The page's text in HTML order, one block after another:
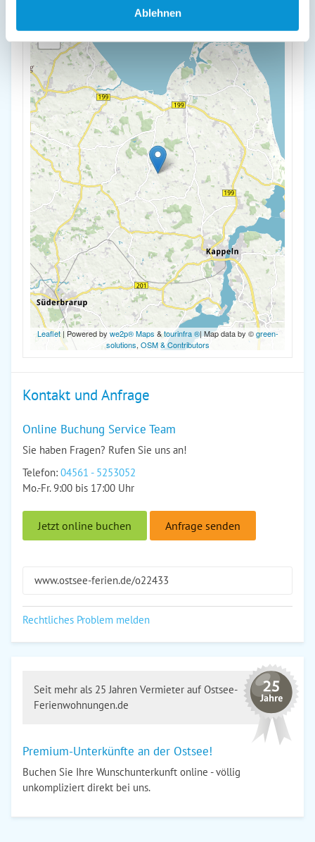
Ablehnen
-
Leaflet| Powered bywe2p® Maps &tourinfra ®| Map data by ©green-
solutions, OSM & Contributors
Kontakt und Anfrage
Online Buchung Service Team
Sie haben Fragen? Rufen Sie uns an!
Telefon: 04561 - 5253052
Mo.-Fr. 9:00 bis 17:00 Uhr
Jetzt online buchen Anfrage senden
www.ostsee-ferien.de/o22433
Rechtliches Problem melden
Seit mehr als 25 Jahren Vermieter auf Ostsee-
Ferienwohnungen.de
Premium-Unterkünfte an der Ostsee!
Buchen Sie Ihre Wunschunterkunft online - völlig
unkompliziert direkt bei uns.